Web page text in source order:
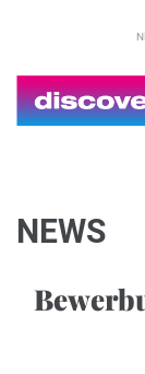
NEWS